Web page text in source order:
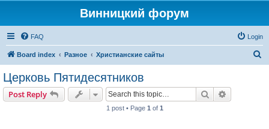
Винницкий форум
FAQ Login
Board index Разное Христианские сайты
Церковь Пятидесятников
Post Reply Search
1 post • Page 1 of 1